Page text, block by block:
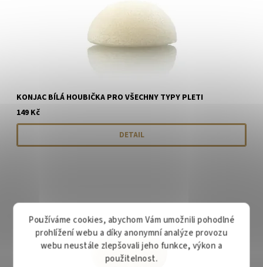
KONJAC BÍLÁ HOUBIČKA PRO VŠECHNY TYPY PLETI
149 Kč
DETAIL
Používáme cookies, abychom Vám umožnili pohodlné
prohlížení webu a díky anonymní analýze provozu
webu neustále zlepšovali jeho funkce, výkon a
použitelnost.